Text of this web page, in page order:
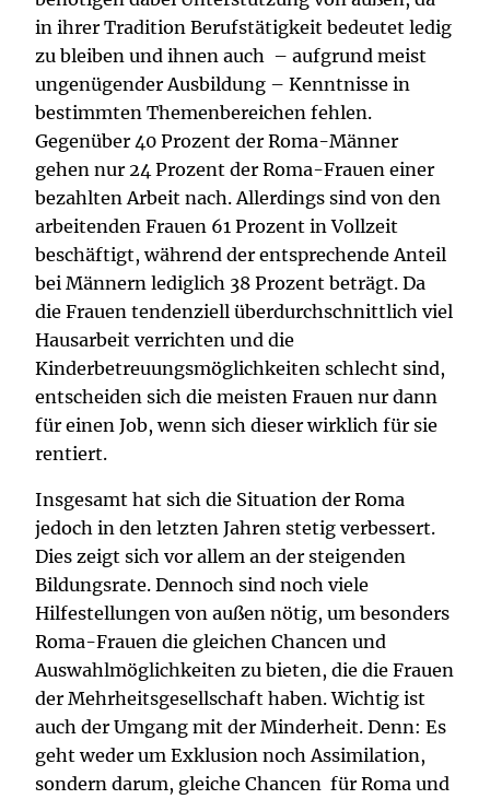
in ihrer Tradition Berufstätigkeit bedeutet ledig
zu bleiben und ihnen auch – aufgrund meist
ungenügender Ausbildung – Kenntnisse in
bestimmten Themenbereichen fehlen.
Gegenüber 40 Prozent der Roma-Männer
gehen nur 24 Prozent der Roma-Frauen einer
bezahlten Arbeit nach. Allerdings sind von den
arbeitenden Frauen 61 Prozent in Vollzeit
beschäftigt, während der entsprechende Anteil
bei Männern lediglich 38 Prozent beträgt. Da
die Frauen tendenziell überdurchschnittlich viel
Hausarbeit verrichten und die
Kinderbetreuungsmöglichkeiten schlecht sind,
entscheiden sich die meisten Frauen nur dann
für einen Job, wenn sich dieser wirklich für sie
rentiert.
Insgesamt hat sich die Situation der Roma
jedoch in den letzten Jahren stetig verbessert.
Dies zeigt sich vor allem an der steigenden
Bildungsrate. Dennoch sind noch viele
Hilfestellungen von außen nötig, um besonders
Roma-Frauen die gleichen Chancen und
Auswahlmöglichkeiten zu bieten, die die Frauen
der Mehrheitsgesellschaft haben. Wichtig ist
auch der Umgang mit der Minderheit. Denn: Es
geht weder um Exklusion noch Assimilation,
sondern darum, gleiche Chancen für Roma und